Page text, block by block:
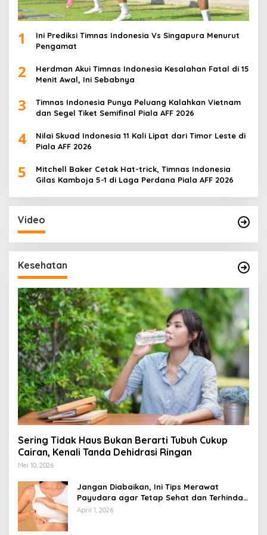
1
Ini Prediksi Timnas Indonesia Vs Singapura Menurut
Pengamat
2
Herdman Akui Timnas Indonesia Kesalahan Fatal di 15
Menit Awal, Ini Sebabnya
3
Timnas Indonesia Punya Peluang Kalahkan Vietnam
dan Segel Tiket Semifinal Piala AFF 2026
4
Nilai Skuad Indonesia 11 Kali Lipat dari Timor Leste di
Piala AFF 2026
5
Mitchell Baker Cetak Hat-trick, Timnas Indonesia
Gilas Kamboja 5-1 di Laga Perdana Piala AFF 2026
Video
Kesehatan
Sering Tidak Haus Bukan Berarti Tubuh Cukup
Cairan, Kenali Tanda Dehidrasi Ringan
Mei 10, 2026
Jangan Diabaikan, Ini Tips Merawat
Payudara agar Tetap Sehat dan Terhindar
dari Risiko Penyakit
April 1, 2026